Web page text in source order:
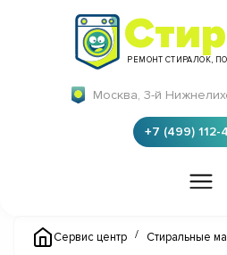
РЕМОНТ СТИРАЛОК,
Москва, 3-й
+7 (499) 112-
Сервис центр / Стиральные